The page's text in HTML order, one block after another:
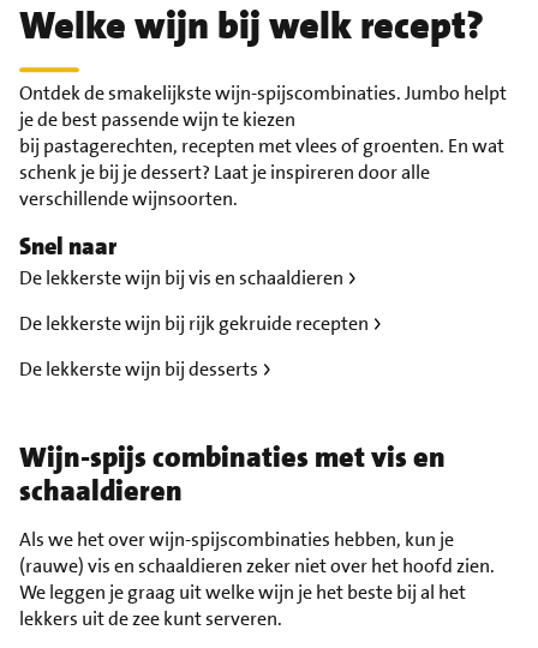
Welke wijn bij welk recept?
Ontdek de smakelijkste wijn-spijscombinaties. Jumbo helpt
je de best passende wijn te kiezen
bij pastagerechten, recepten met vlees of groenten. En wat
schenk je bij je dessert? Laat je inspireren door alle
verschillende wijnsoorten.
Snel naar
De lekkerste wijn bij vis en schaaldieren
De lekkerste wijn bij rijk gekruide recepten
De lekkerste wijn bij desserts
Wijn-spijs combinaties met vis en
schaaldieren
Als we het over wijn-spijscombinaties hebben, kun je
(rauwe) vis en schaaldieren zeker niet over het hoofd zien.
We leggen je graag uit welke wijn je het beste bij al het
lekkers uit de zee kunt serveren.